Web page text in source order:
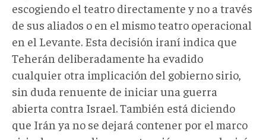
escogiendo el teatro directamente y no a través
de sus aliados o en el mismo teatro operacional
en el Levante. Esta decisión iraní indica que
Teherán deliberadamente ha evadido
cualquier otra implicación del gobierno sirio,
sin duda renuente de iniciar una guerra
abierta contra Israel. También está diciendo
que Irán ya no se dejará contener por el marco